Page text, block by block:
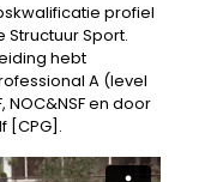
profiel
Sport.
hebt
A (level
en door
[CPG].